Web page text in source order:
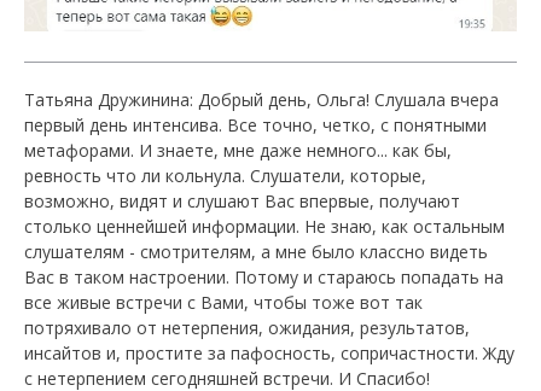
Татьяна Дружинина: Добрый день, Ольга! Слушала вчера
первый день интенсива. Все точно, четко, с понятными
метафорами. И знаете, мне даже немного... как бы,
ревность что ли кольнула. Слушатели, которые,
возможно, видят и слушают Вас впервые, получают
столько ценнейшей информации. Не знаю, как остальным
слушателям - смотрителям, а мне было классно видеть
Вас в таком настроении. Потому и стараюсь попадать на
все живые встречи с Вами, чтобы тоже вот так
потряхивало от нетерпения, ожидания, результатов,
инсайтов и, простите за пафосность, сопричастности. Жду
с нетерпением сегодняшней встречи. И Спасибо!